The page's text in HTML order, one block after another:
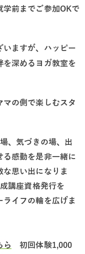
学前までご参加OKで
いますが、ハッピー
を深めるヨガ教室を
の側で楽しむスタ
、気づきの場、出
感動を是非一緒に
な思い出になりま
講座資格発行を
イフの輪を広げま
ら 初回体験1,000